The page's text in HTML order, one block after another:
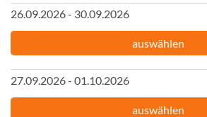
26.09.2026 - 30.09.2026
auswählen
27.09.2026 - 01.10.2026
auswählen